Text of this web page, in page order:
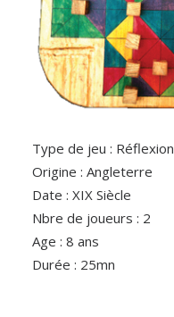
Type de jeu : Réflexion
Origine : Angleterre
Date : XIX Siècle
Nbre de joueurs : 2
Age : 8 ans
Durée : 25mn